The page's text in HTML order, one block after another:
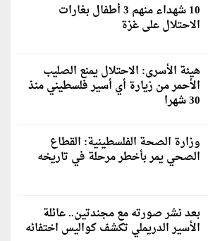
10 شهداء منهم 3 أطفال بغارات
الاحتلال على غزة
هيئة الأسرى: الاحتلال يمنع الصليب
الأحمر من زيارة أي أسير فلسطيني منذ
30 شهرا
وزارة الصحة الفلسطينية: القطاع
الصحي يمر بأخطر مرحلة في تاريخه
بعد نشر صورته مع مجندتين.. عائلة
الأسير الدريملي تكشف كواليس اختفائه